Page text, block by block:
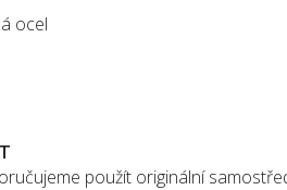
ocel
použít originální